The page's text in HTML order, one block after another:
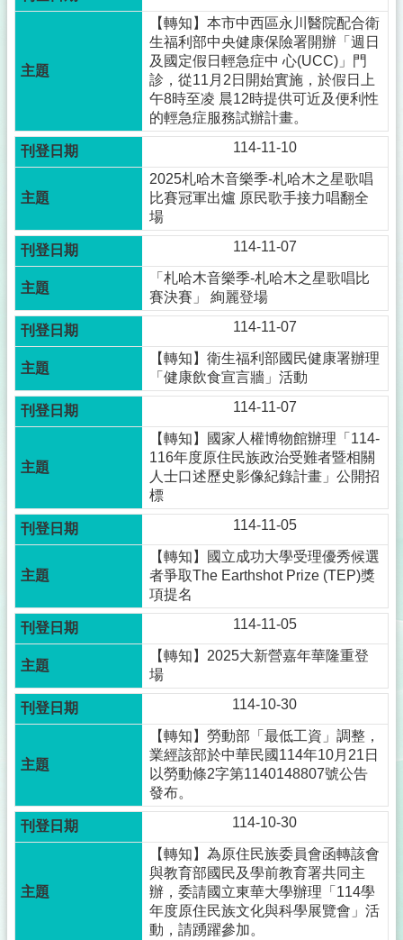
【轉知】本市中西區永川醫院配合衛
生福利部中央健康保險署開辦「週日
及國定假日輕急症中 心(UCC)」門
診，從11月2日開始實施，於假日上
午8時至凌 晨12時提供可近及便利性
的輕急症服務試辦計畫。
114-11-10
2025札哈木音樂季-札哈木之星歌唱
比賽冠軍出爐 原民歌手接力唱翻全
場
114-11-07
「札哈木音樂季-札哈木之星歌唱比
賽決賽」 絢麗登場
114-11-07
【轉知】衛生福利部國民健康署辦理
「健康飲食宣言牆」活動
114-11-07
【轉知】國家人權博物館辦理「114-
116年度原住民族政治受難者暨相關
人士口述歷史影像紀錄計畫」公開招
標
114-11-05
【轉知】國立成功大學受理優秀候選
者爭取The Earthshot Prize (TEP)獎
項提名
114-11-05
【轉知】2025大新營嘉年華隆重登
場
114-10-30
【轉知】勞動部「最低工資」調整，
業經該部於中華民國114年10月21日
以勞動條2字第1140148807號公告
發布。
114-10-30
【轉知】為原住民族委員會函轉該會
與教育部國民及學前教育署共同主
辦，委請國立東華大學辦理「114學
年度原住民族文化與科學展覽會」活
動，請踴躍參加。